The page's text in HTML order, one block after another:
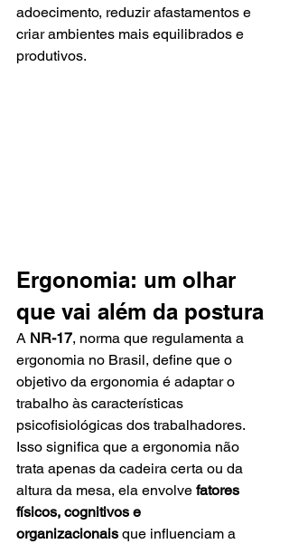
adoecimento, reduzir afastamentos e
criar ambientes mais equilibrados e
produtivos.
Ergonomia: um olhar
que vai além da postura
A NR-17, norma que regulamenta a
ergonomia no Brasil, define que o
objetivo da ergonomia é adaptar o
trabalho às características
psicofisiológicas dos trabalhadores.
Isso significa que a ergonomia não
trata apenas da cadeira certa ou da
altura da mesa, ela envolve fatores
físicos, cognitivos e
organizacionais que influenciam a